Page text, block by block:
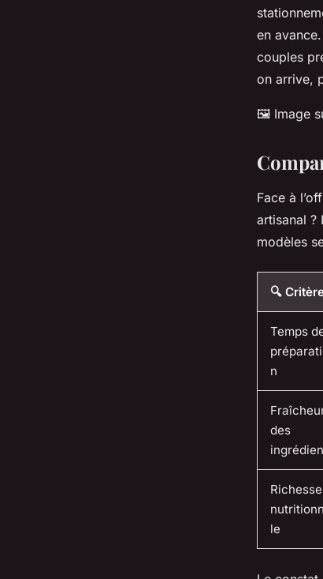
en
couples
on arrive,
🖼️ Image
Face à
artisanal ?
modèles
🔍
Temps
n
des
Richesse
le